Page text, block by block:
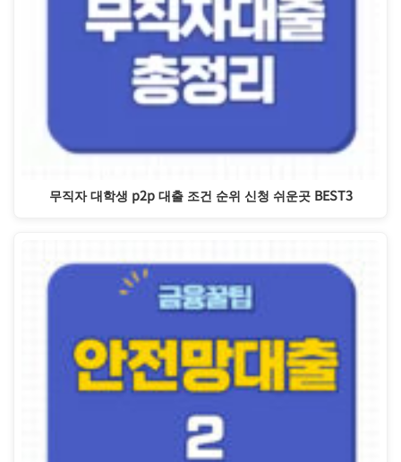
무직자 대학생 p2p 대출 조건 순위 신청 쉬운곳 BEST3